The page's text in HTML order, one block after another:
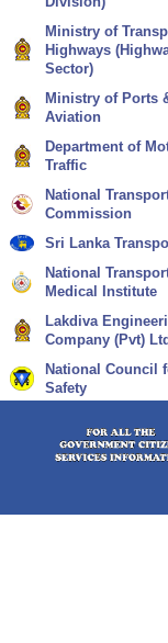
Ministry of
Highways
Sector)
Ministry of Ports
Aviation
Department of
Traffic
National
Commission
Sri Lanka
National
Medical Institute
Lakdiva
Company (Pvt) Ltd
National Council
Safety